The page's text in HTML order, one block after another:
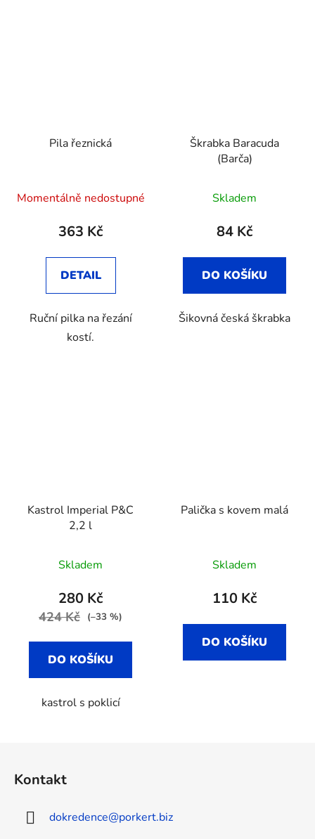
Pila řeznická
hodnocení
produktu
3,7
z
hvězdiček.
Momentálně nedostupné
363 Kč
DETAIL
Ruční pilka na řezání
kostí.
Škrabka Baracuda
(Barča)
Skladem
84 Kč
DO KOŠÍKU
Šikovná česká škrabka
Kastrol Imperial P&C
2,2 l
Skladem
280 Kč
424 Kč (–33 %)
DO KOŠÍKU
kastrol s poklicí
Palička s kovem malá
Skladem
110 Kč
DO KOŠÍKU
Kontakt
dokredence@porkert.biz